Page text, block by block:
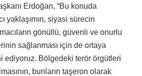
Erdoğan, “Bu konuda
yaklaşımın, siyasi sürecin
gönüllü, güvenli ve onurlu
sağlanması için de ortaya
ediyoruz. Bölgedeki terör örgütleri
bunların taşeron olarak